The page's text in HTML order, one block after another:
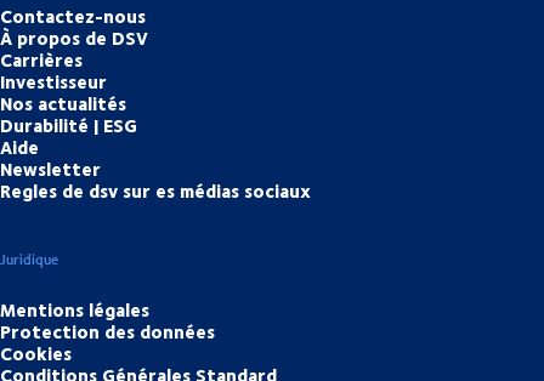
Contactez-nous
À propos de DSV
Carrières
Investisseur
Nos actualités
Durabilité | ESG
Aide
Newsletter
Regles de dsv sur es médias sociaux
Juridique
Mentions légales
Protection des données
Cookies